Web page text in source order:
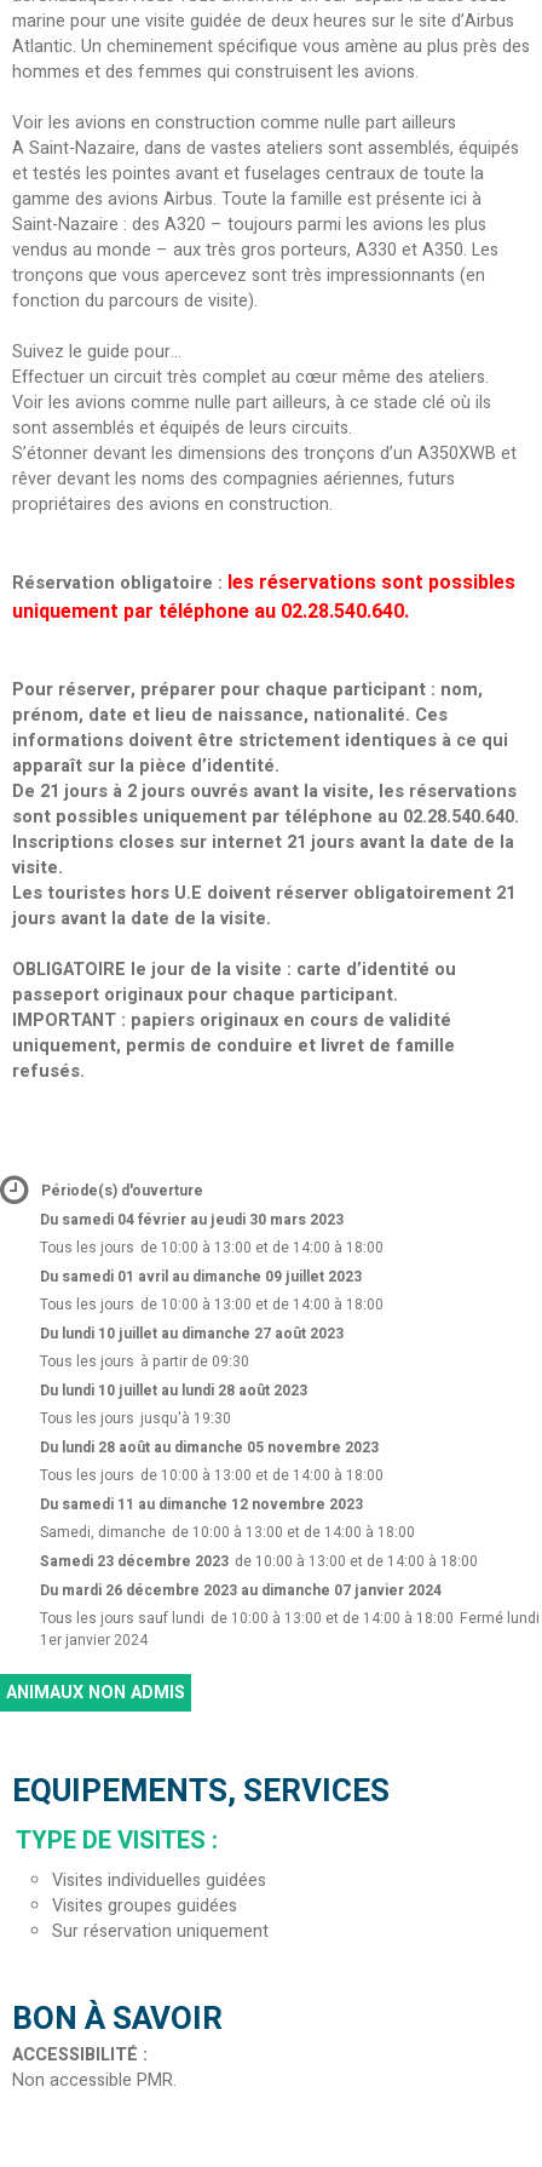
marine pour une visite guidée de deux heures sur le site d’Airbus
Atlantic. Un cheminement spécifique vous amène au plus près des
hommes et des femmes qui construisent les avions.
Voir les avions en construction comme nulle part ailleurs
A Saint-Nazaire, dans de vastes ateliers sont assemblés, équipés
et testés les pointes avant et fuselages centraux de toute la
gamme des avions Airbus. Toute la famille est présente ici à
Saint-Nazaire : des A320 – toujours parmi les avions les plus
vendus au monde – aux très gros porteurs, A330 et A350. Les
tronçons que vous apercevez sont très impressionnants (en
fonction du parcours de visite).
Suivez le guide pour…
Effectuer un circuit très complet au cœur même des ateliers.
Voir les avions comme nulle part ailleurs, à ce stade clé où ils
sont assemblés et équipés de leurs circuits.
S’étonner devant les dimensions des tronçons d’un A350XWB et
rêver devant les noms des compagnies aériennes, futurs
propriétaires des avions en construction.
Réservation obligatoire : les réservations sont possibles
uniquement par téléphone au 02.28.540.640.
Pour réserver, préparer pour chaque participant : nom,
prénom, date et lieu de naissance, nationalité. Ces
informations doivent être strictement identiques à ce qui
apparaît sur la pièce d’identité.
De 21 jours à 2 jours ouvrés avant la visite, les réservations
sont possibles uniquement par téléphone au 02.28.540.640.
Inscriptions closes sur internet 21 jours avant la date de la
visite.
Les touristes hors U.E doivent réserver obligatoirement 21
jours avant la date de la visite.
OBLIGATOIRE le jour de la visite : carte d’identité ou
passeport originaux pour chaque participant.
IMPORTANT : papiers originaux en cours de validité
uniquement, permis de conduire et livret de famille
refusés.
Période(s) d'ouverture
Du samedi 04 février au jeudi 30 mars 2023
Tous les jours de 10:00 à 13:00 et de 14:00 à 18:00
Du samedi 01 avril au dimanche 09 juillet 2023
Tous les jours de 10:00 à 13:00 et de 14:00 à 18:00
Du lundi 10 juillet au dimanche 27 août 2023
Tous les jours à partir de 09:30
Du lundi 10 juillet au lundi 28 août 2023
Tous les jours jusqu'à 19:30
Du lundi 28 août au dimanche 05 novembre 2023
Tous les jours de 10:00 à 13:00 et de 14:00 à 18:00
Du samedi 11 au dimanche 12 novembre 2023
Samedi, dimanche de 10:00 à 13:00 et de 14:00 à 18:00
Samedi 23 décembre 2023 de 10:00 à 13:00 et de 14:00 à 18:00
Du mardi 26 décembre 2023 au dimanche 07 janvier 2024
Tous les jours sauf lundi de 10:00 à 13:00 et de 14:00 à 18:00 Fermé lundi
1er janvier 2024
ANIMAUX NON ADMIS
EQUIPEMENTS, SERVICES
TYPE DE VISITES :
Visites individuelles guidées
Visites groupes guidées
Sur réservation uniquement
BON À SAVOIR
ACCESSIBILITÉ :
Non accessible PMR